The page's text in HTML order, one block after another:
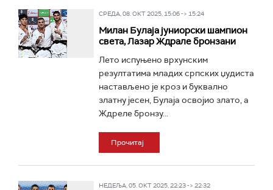
СРЕДА, 08. ОКТ 2025, 15:06 -> 15:24
Милан Булаја јуниорски шампион
света, Лазар Ждрале бронзани
Лето испуњено врхунским
резултатима младих српских џудиста
настављено је кроз и буквално
златну јесен, Булаја освојио злато, а
Ждреле бронзу...
Прочитај
НЕДЕЉА, 05. ОКТ 2025, 22:23 -> 22:32